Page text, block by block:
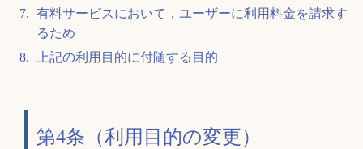
有料サービスにおいて，ユーザーに利用料金を請求す
るため
上記の利用目的に付随する目的
第4条（利用目的の変更）